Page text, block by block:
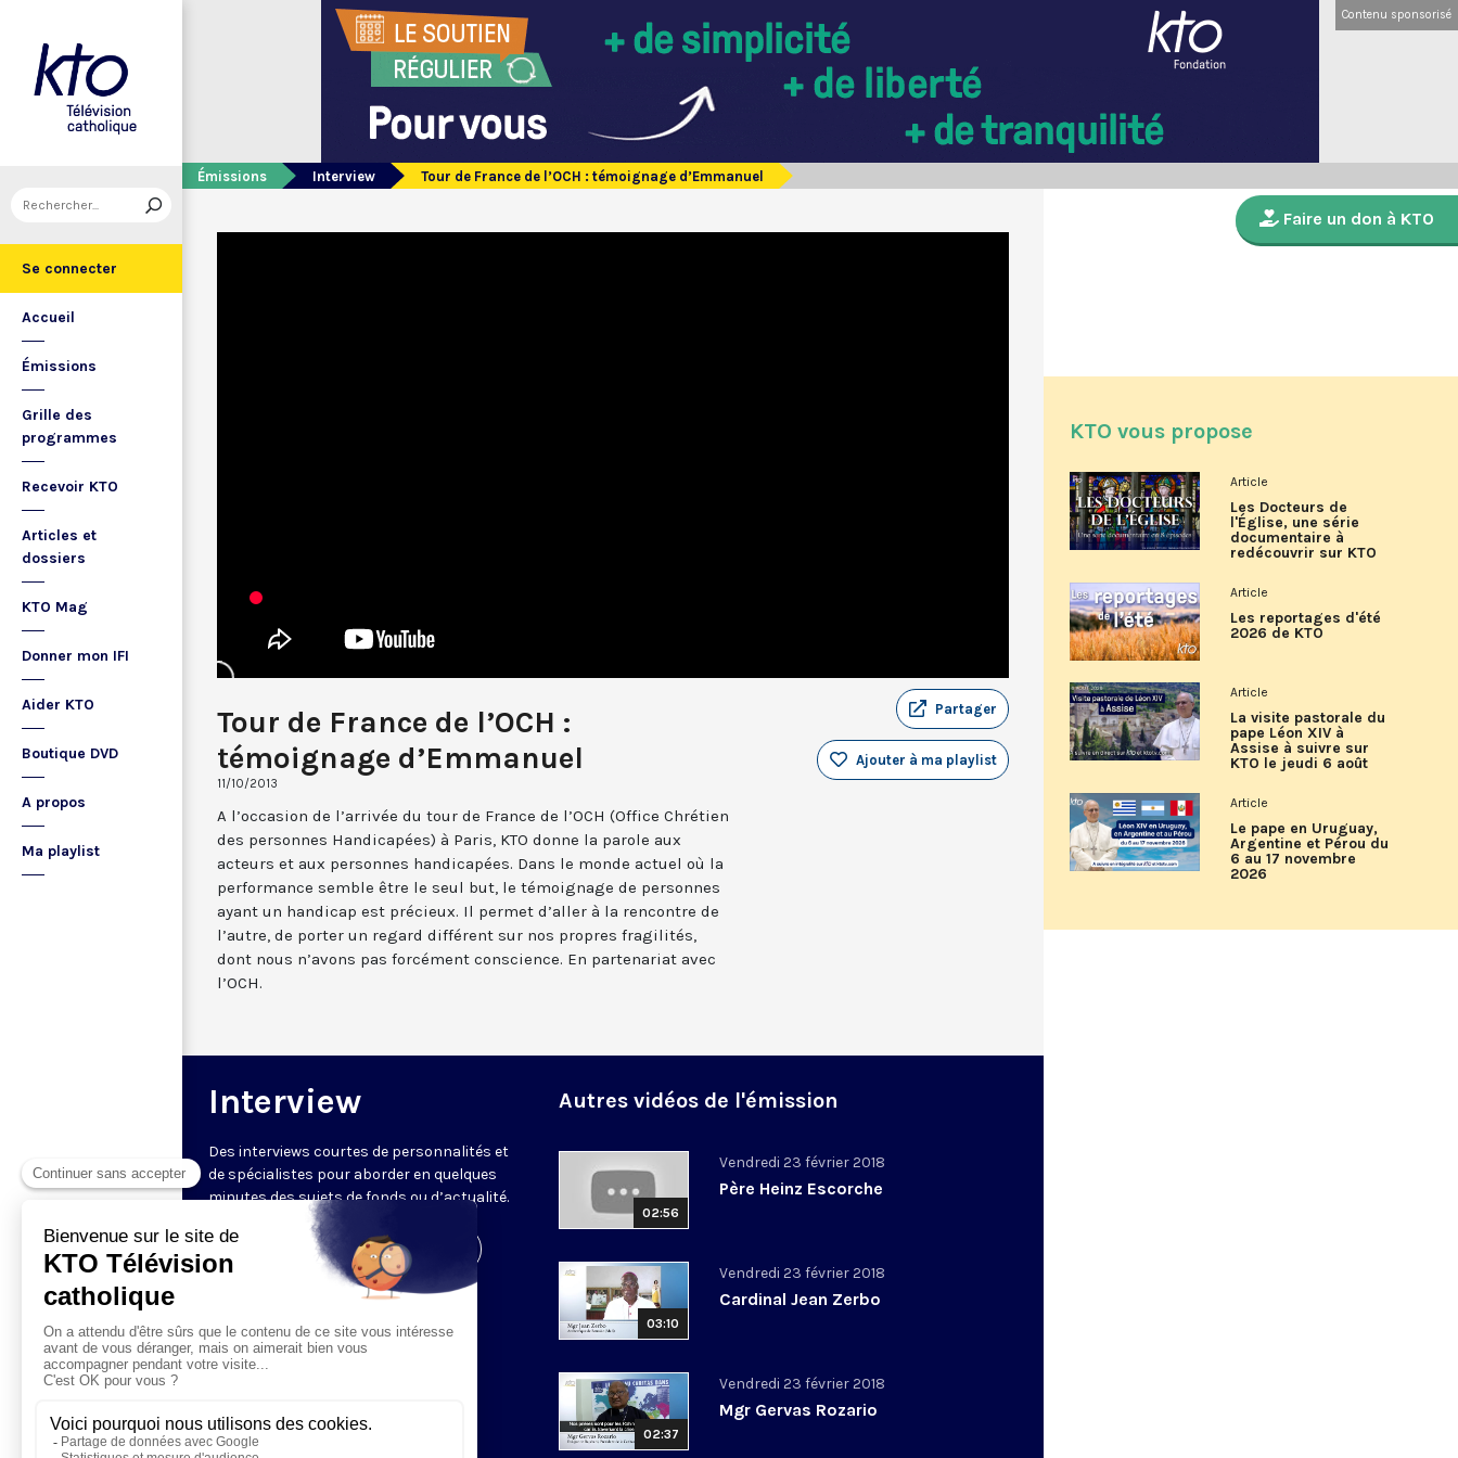
Se connecter
Accueil
Émissions
Grille des
programmes
Recevoir KTO
Articles et
dossiers
KTO Mag
Donner mon IFI
Aider KTO
Boutique DVD
A propos
Ma playlist
Contenu sponsorisé
Émissions Interview Tour de France de l’OCH : témoignage d’Emmanuel
Tour de France de l’OCH :
témoignage d’Emmanuel
11/10/2013
Partager
Ajouter à ma playlist
A l’occasion de l’arrivée du tour de France de l’OCH (Office Chrétien
des personnes Handicapées) à Paris, KTO donne la parole aux
acteurs et aux personnes handicapées. Dans le monde actuel où la
performance semble être le seul but, le témoignage de personnes
ayant un handicap est précieux. Il permet d’aller à la rencontre de
l’autre, de porter un regard différent sur nos propres fragilités,
dont nous n’avons pas forcément conscience. En partenariat avec
l’OCH.
Interview
Des interviews courtes de personnalités et
de spécialistes pour aborder en quelques
minutes des sujets de fonds ou d’actualité.
Visiter la page de l'émission
Autres vidéos de l'émission
02:56
Vendredi 23 février 2018
Père Heinz Escorche
03:10
Vendredi 23 février 2018
Cardinal Jean Zerbo
02:37
Vendredi 23 février 2018
Mgr Gervas Rozario
Faire un don à KTO
KTO vous propose
Article
Les Docteurs de
l'Église, une série
documentaire à
redécouvrir sur KTO
Article
Les reportages d'été
2026 de KTO
Article
La visite pastorale du
pape Léon XIV à
Assise à suivre sur
KTO le jeudi 6 août
Article
Le pape en Uruguay,
Argentine et Pérou du
6 au 17 novembre
2026